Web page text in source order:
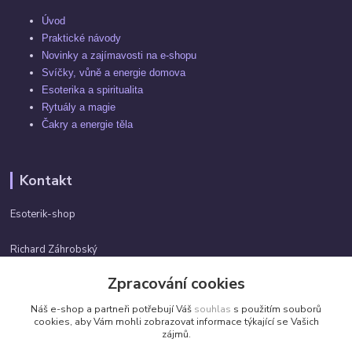
Úvod
Praktické návody
Novinky a zajímavosti na e-shopu
Svíčky, vůně a energie domova
Esoterika a spiritualita
Rytuály a magie
Čakry a energie těla
Kontakt
Esoterik-shop
Richard Záhrobský
info@esoterik-shop.cz
Zpracování cookies
Náš e-shop a partneři potřebují Váš souhlas s použitím souborů
cookies, aby Vám mohli zobrazovat informace týkající se Vašich
zájmů.